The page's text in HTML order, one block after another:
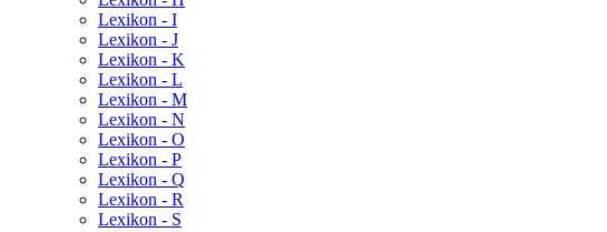
Lexikon - I
Lexikon - J
Lexikon - K
Lexikon - L
Lexikon - M
Lexikon - N
Lexikon - O
Lexikon - P
Lexikon - Q
Lexikon - R
Lexikon - S